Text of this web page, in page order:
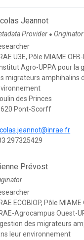
Jeannot
Provider ● Originator
U3E, Pôle MIAME
Agro-UPPA pour la
migrateurs amphihalins
des Princes
Pont-Scorff
297325429
Prévost
ECOBIOP, Pôle MIAME
Agrocampus Ouest-
gestion des migrateurs
leur environnement